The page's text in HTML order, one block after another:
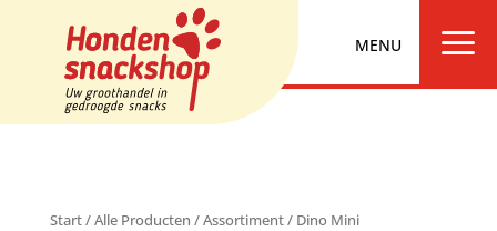
a
Start/Alle Producten /Assortiment/ Dino Mini